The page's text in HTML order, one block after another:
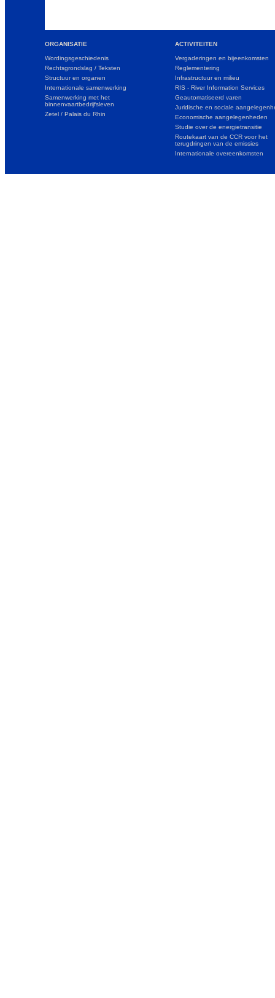
ORGANISATIE
Wordingsgeschiedenis
Rechtsgrondslag / Teksten
Structuur en organen
Internationale samenwerking
Samenwerking met het
binnenvaartbedrijfsleven
Zetel / Palais du Rhin
ACTIVITEITEN
Vergaderingen en bijeenkomsten
Reglementering
Infrastructuur en milieu
RIS - River Information Services
Geautomatiseerd varen
Juridische en sociale
Economische aangelegenheden
Studie over de energietransitie
Routekaart van de CCR voor het
terugdringen van de emissies
Internationale overeenkomsten